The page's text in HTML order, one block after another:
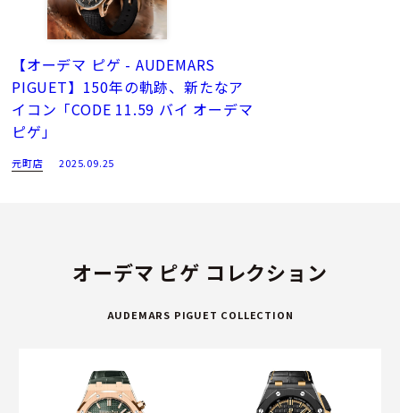
【オーデマ ピゲ - AUDEMARS
PIGUET】150年の軌跡、新たなア
イコン「CODE 11.59 バイ オーデマ
ピゲ」
元町店 2025.09.25
オーデマ ピゲ コレクション
AUDEMARS PIGUET COLLECTION